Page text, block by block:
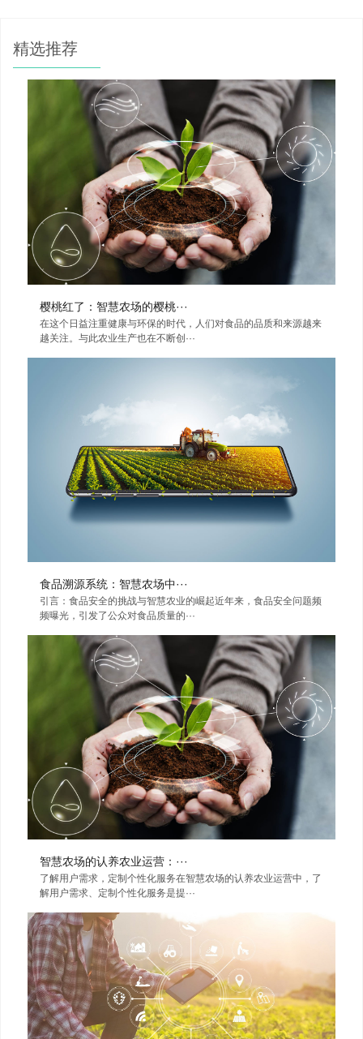
精选推荐
樱桃红了：智慧农场的樱桃···
在这个日益注重健康与环保的时代，人们对食品的品质和来源越来
越关注。与此农业生产也在不断创···
食品溯源系统：智慧农场中···
引言：食品安全的挑战与智慧农业的崛起近年来，食品安全问题频
频曝光，引发了公众对食品质量的···
智慧农场的认养农业运营：···
了解用户需求，定制个性化服务在智慧农场的认养农业运营中，了
解用户需求、定制个性化服务是提···